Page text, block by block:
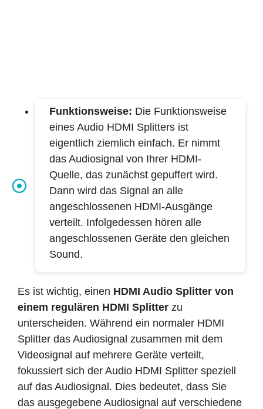
Funktionsweise: Die Funktionsweise
eines Audio HDMI Splitters ist
eigentlich ziemlich einfach. Er nimmt
das Audiosignal von Ihrer HDMI-
Quelle, das zunächst gepuffert wird.
Dann wird das Signal an alle
angeschlossenen HDMI-Ausgänge
verteilt. Infolgedessen hören alle
angeschlossenen Geräte den gleichen
Sound.
Es ist wichtig, einen HDMI Audio Splitter von
einem regulären HDMI Splitter zu
unterscheiden. Während ein normaler HDMI
Splitter das Audiosignal zusammen mit dem
Videosignal auf mehrere Geräte verteilt,
fokussiert sich der Audio HDMI Splitter speziell
auf das Audiosignal. Dies bedeutet, dass Sie
das ausgegebene Audiosignal auf verschiedene